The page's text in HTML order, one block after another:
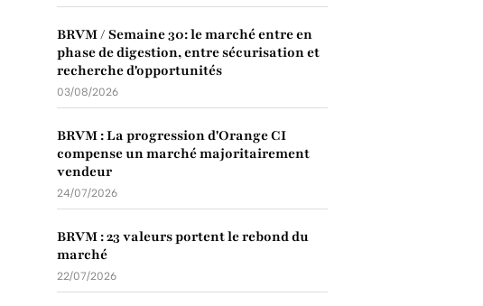
BRVM / Semaine 30: le marché entre en
phase de digestion, entre sécurisation et
recherche d'opportunités
03/08/2026
BRVM : La progression d'Orange CI
compense un marché majoritairement
vendeur
24/07/2026
BRVM : 23 valeurs portent le rebond du
marché
22/07/2026